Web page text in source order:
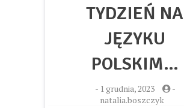
TYDZIEŃ NA
JĘZYKU
POLSKIM…
- 1 grudnia, 2023
-
natalia.boszczyk